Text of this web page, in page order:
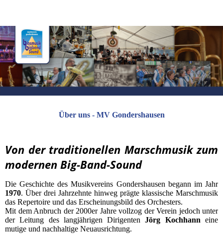
Über uns - MV Gondershausen
Von der traditionellen Marschmusik zum
modernen Big-Band-Sound
Die Geschichte des Musikvereins Gondershausen begann im Jahr
1970. Über drei Jahrzehnte hinweg prägte klassische Marschmusik
das Repertoire und das Erscheinungsbild des Orchesters.
Mit dem Anbruch der 2000er Jahre vollzog der Verein jedoch unter
der Leitung des langjährigen DirigentenJörg Kochhann eine
mutige und nachhaltige Neuausrichtung.